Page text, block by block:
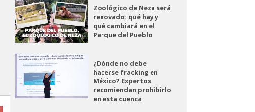
Zoológico de Neza será
renovado: qué hay y
qué cambiará en el
Parque del Pueblo
¿Dónde no debe
hacerse fracking en
México? Expertos
recomiendan prohibirlo
en esta cuenca